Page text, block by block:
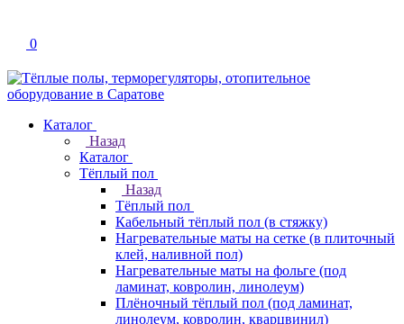
0
Каталог
Назад
Каталог
Тёплый пол
Назад
Тёплый пол
Кабельный тёплый пол (в стяжку)
Нагревательные маты на сетке (в плиточный
клей, наливной пол)
Нагревательные маты на фольге (под
ламинат, ковролин, линолеум)
Плёночный тёплый пол (под ламинат,
линолеум, ковролин, кварцвинил)